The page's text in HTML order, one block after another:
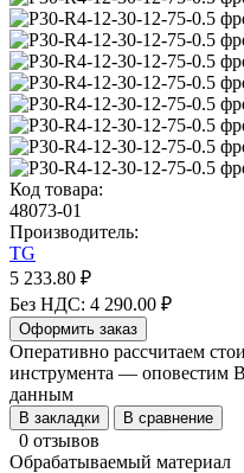
Код товара:
48073-01
Производитель:
TG
5 233.80 ₽
Без НДС: 4 290.00 ₽
Оформить заказ
Оперативно рассчитаем
инструмента — оповестим
данным
В закладки В сравнение
0 отзывов
Обрабатываемый материал